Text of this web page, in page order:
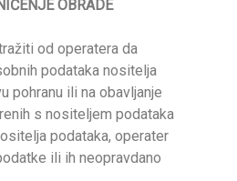
OBRADE
od operatera da
podataka nositelja
pohranu ili na obavljanje
s nositeljem podataka
podataka, operater
ili ih neopravdano